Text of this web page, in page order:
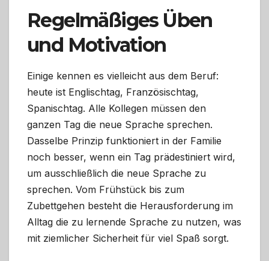
Regelmäßiges Üben
und Motivation
Einige kennen es vielleicht aus dem Beruf:
heute ist Englischtag, Französischtag,
Spanischtag. Alle Kollegen müssen den
ganzen Tag die neue Sprache sprechen.
Dasselbe Prinzip funktioniert in der Familie
noch besser, wenn ein Tag prädestiniert wird,
um ausschließlich die neue Sprache zu
sprechen. Vom Frühstück bis zum
Zubettgehen besteht die Herausforderung im
Alltag die zu lernende Sprache zu nutzen, was
mit ziemlicher Sicherheit für viel Spaß sorgt.